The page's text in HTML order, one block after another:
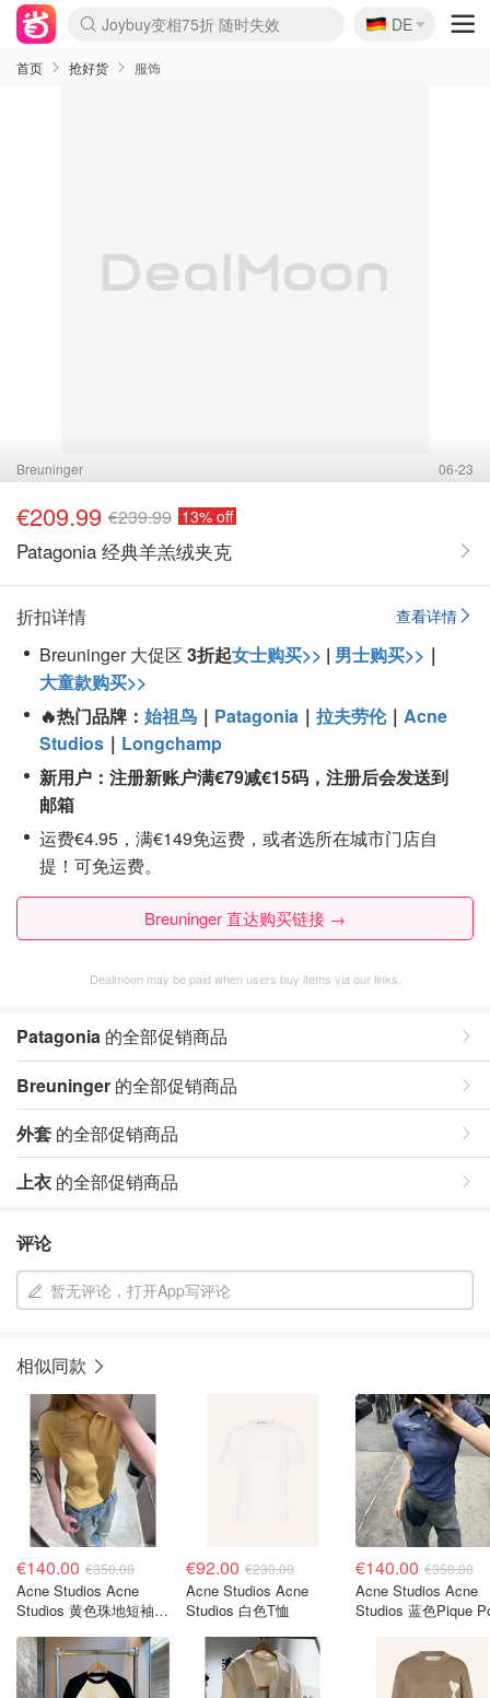
Boticinal 夏促开抢！
4折！lulu周四疯狂上新
还没结束！&OtherStories大促
Joybuy变相75折 随时失效
速领！Stanley独家85折
疑似霸哥！Camper额外叠85折
Zalando 奥莱闪促！每日更新
Moncler反季囤！5折起+叠9折
Coach Brooklyn仅€192
🇩🇪
DE
首页 抢好货 服饰
Breuninger 06-23
€209.99 €239.99 13% off
Patagonia 经典羊羔绒夹克
查看详情
折扣详情
Breuninger 大促区 3折起女士购买>> | 男士购买>> ｜
大童款购买>>
🔥热门品牌： 始祖鸟 ｜ Patagonia ｜ 拉夫劳伦｜ Acne
Studios ｜ Longchamp
新用户：注册新账户满€79减€15码，注册后会发送到
邮箱
运费€4.95，满€149免运费，或者选所在城市门店自
提！可免运费。
Breuninger 直达购买链接 →
Dealmoon may be paid when users buy items via our links.
Patagonia 的全部促销商品
Breuninger 的全部促销商品
外套 的全部促销商品
上衣 的全部促销商品
评论
暂无评论，打开App写评论
相似同款
€140.00 €350.00
Acne Studios Acne
Studios 黄色珠地短袖
€92.00 €230.00
Acne Studios Acne
Studios 白色T恤
€140.00 €350.00
Acne Studios Acne
Studios 蓝色Pique